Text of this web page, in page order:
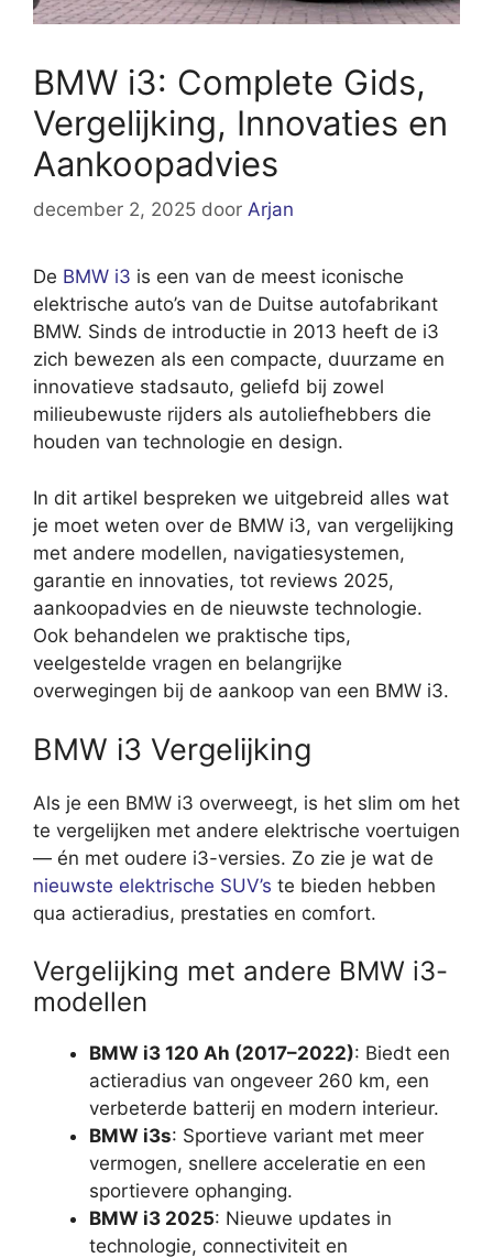
BMW i3: Complete Gids,
Vergelijking, Innovaties en
Aankoopadvies
december 2, 2025 door Arjan
De BMW i3 is een van de meest iconische
elektrische auto’s van de Duitse autofabrikant
BMW. Sinds de introductie in 2013 heeft de i3
zich bewezen als een compacte, duurzame en
innovatieve stadsauto, geliefd bij zowel
milieubewuste rijders als autoliefhebbers die
houden van technologie en design.
In dit artikel bespreken we uitgebreid alles wat
je moet weten over de BMW i3, van vergelijking
met andere modellen, navigatiesystemen,
garantie en innovaties, tot reviews 2025,
aankoopadvies en de nieuwste technologie.
Ook behandelen we praktische tips,
veelgestelde vragen en belangrijke
overwegingen bij de aankoop van een BMW i3.
BMW i3 Vergelijking
Als je een BMW i3 overweegt, is het slim om het
te vergelijken met andere elektrische voertuigen
— én met oudere i3-versies. Zo zie je wat de
nieuwste elektrische SUV’s te bieden hebben
qua actieradius, prestaties en comfort.
Vergelijking met andere BMW i3-
modellen
BMW i3 120 Ah (2017–2022): Biedt een
actieradius van ongeveer 260 km, een
verbeterde batterij en modern interieur.
BMW i3s: Sportieve variant met meer
vermogen, snellere acceleratie en een
sportievere ophanging.
BMW i3 2025: Nieuwe updates in
technologie, connectiviteit en